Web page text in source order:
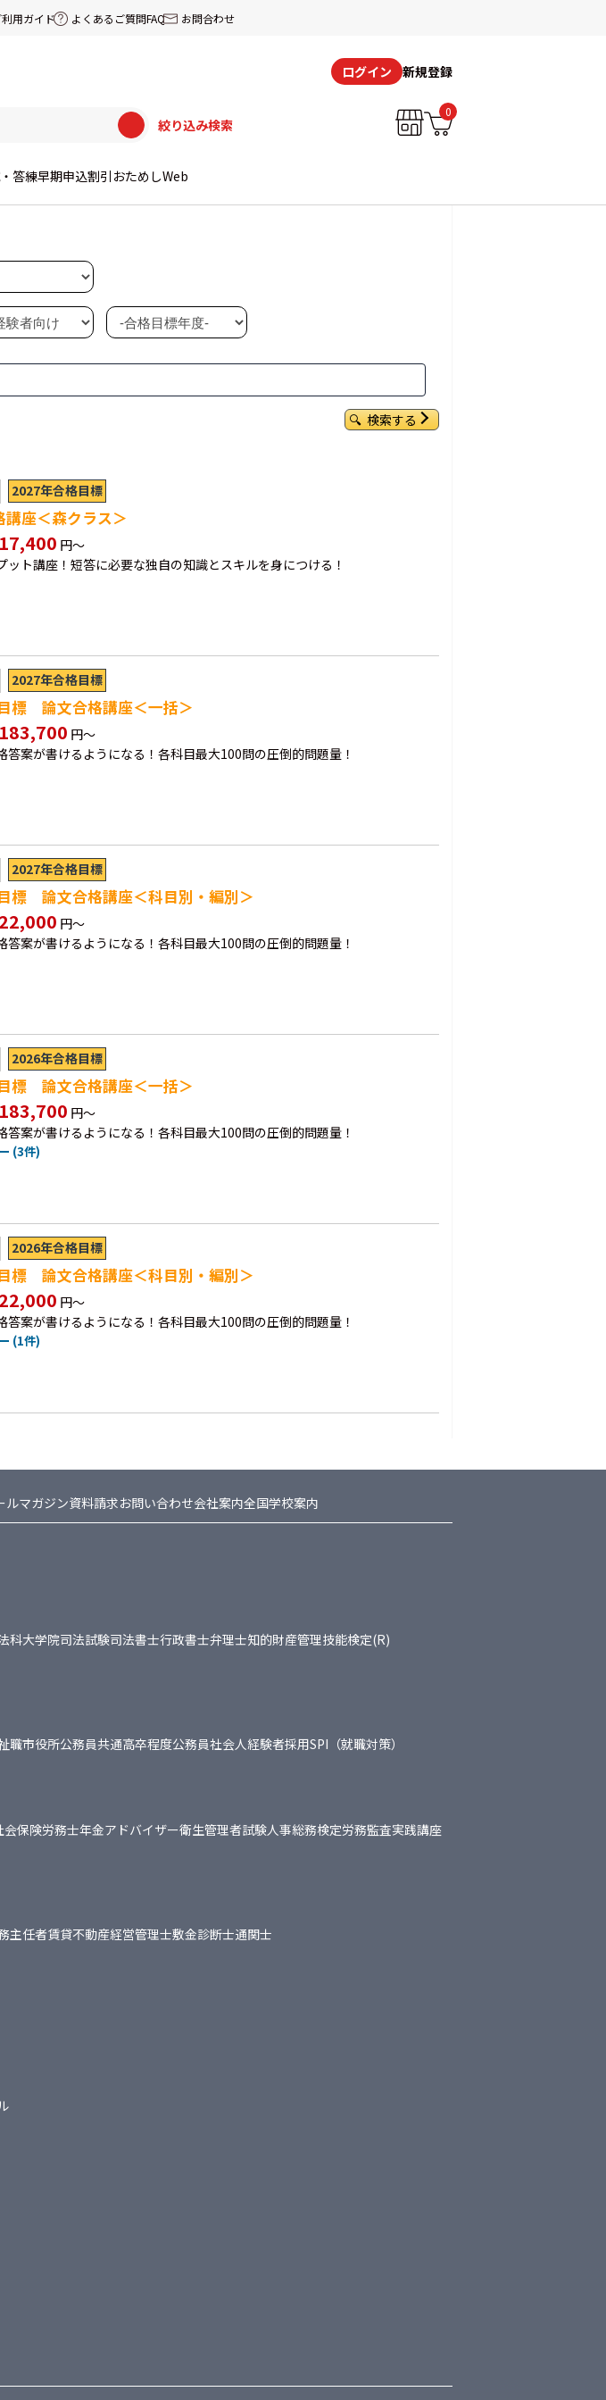
利用ガイド よくあるご質問FAQ お問合わせ
ログイン 新規登録
絞り込み検索
0
答練早期申込割引 おためしWeb
検索する
2027年合格目標
講座＜森クラス＞
17,400 円～
ット講座！短答に必要な独自の知識とスキルを身につける！
2027年合格目標
標 論文合格講座＜一括＞
183,700 円～
答案が書けるようになる！各科目最大100問の圧倒的問題量！
2027年合格目標
標 論文合格講座＜科目別・編別＞
22,000 円～
答案が書けるようになる！各科目最大100問の圧倒的問題量！
2026年合格目標
標 論文合格講座＜一括＞
183,700 円～
答案が書けるようになる！各科目最大100問の圧倒的問題量！
(3件)
2026年合格目標
標 論文合格講座＜科目別・編別＞
22,000 円～
答案が書けるようになる！各科目最大100問の圧倒的問題量！
(1件)
ルマガジン資料請求お問い合わせ会社案内全国学校案内
科大学院司法試験司法書士行政書士弁理士知的財産管理技能検定(R)
職市役所公務員共通高卒程度公務員社会人経験者採用SPI（就職対策）
会保険労務士年金アドバイザー衛生管理者試験人事総務検定労務監査実践講座
主任者賃貸不動産経営管理士敷金診断士通関士